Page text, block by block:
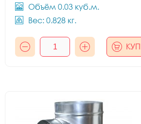
Объём 0.03 куб.м.
Вес: 0.828 кг.